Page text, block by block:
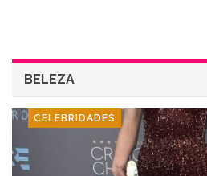
BELEZA
CELEBRIDADES